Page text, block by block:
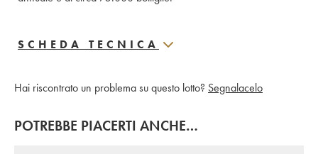
SCHEDA TECNICA
Hai riscontrato un problema su questo lotto? Segnalacelo
POTREBBE PIACERTI ANCHE…